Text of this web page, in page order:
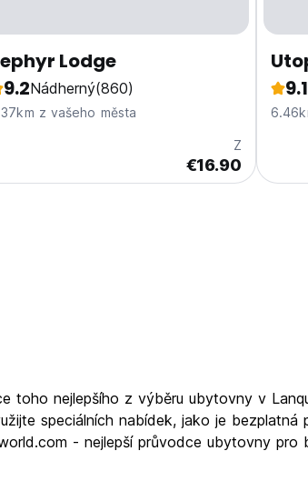
Lodge
9.2Nádherný(860)
z vašeho města
Z
€16.90
9.1
toho nejlepšího z výběru ubytovny v
speciálních nabídek, jako je
- nejlepší průvodce ubytovny pro